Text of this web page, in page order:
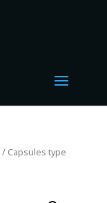
/ Capsules type